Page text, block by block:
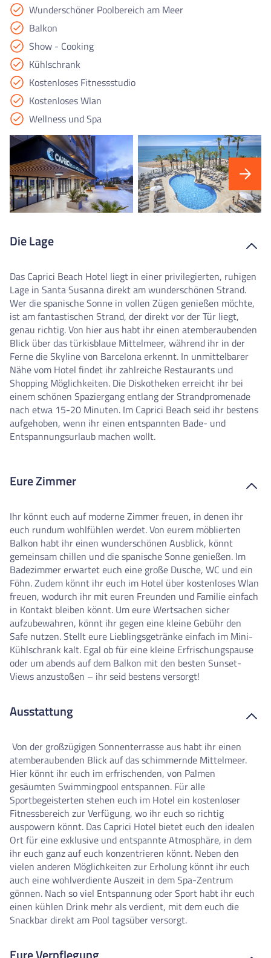
Wunderschöner Poolbereich am Meer
Balkon
Show - Cooking
Kühlschrank
Kostenloses Fitnessstudio
Kostenloses Wlan
Wellness und Spa
Die Lage
Das Caprici Beach Hotel liegt in einer privilegierten, ruhigen
Lage in Santa Susanna direkt am wunderschönen Strand.
Wer die spanische Sonne in vollen Zügen genießen möchte,
ist am fantastischen Strand, der direkt vor der Tür liegt,
genau richtig. Von hier aus habt ihr einen atemberaubenden
Blick über das türkisblaue Mittelmeer, während ihr in der
Ferne die Skyline von Barcelona erkennt. In unmittelbarer
Nähe vom Hotel findet ihr zahlreiche Restaurants und
Shopping Möglichkeiten. Die Diskotheken erreicht ihr bei
einem schönen Spaziergang entlang der Strandpromenade
nach etwa 15-20 Minuten. Im Caprici Beach seid ihr bestens
aufgehoben, wenn ihr einen entspannten Bade- und
Entspannungsurlaub machen wollt.
Eure Zimmer
Ihr könnt euch auf moderne Zimmer freuen, in denen ihr
euch rundum wohlfühlen werdet. Von eurem möblierten
Balkon habt ihr einen wunderschönen Ausblick, könnt
gemeinsam chillen und die spanische Sonne genießen. Im
Badezimmer erwartet euch eine große Dusche, WC und ein
Föhn. Zudem könnt ihr euch im Hotel über kostenloses Wlan
freuen, wodurch ihr mit euren Freunden und Familie einfach
in Kontakt bleiben könnt. Um eure Wertsachen sicher
aufzubewahren, könnt ihr gegen eine kleine Gebühr den
Safe nutzen. Stellt eure Lieblingsgetränke einfach im Mini-
Kühlschrank kalt. Egal ob für eine kleine Erfrischungspause
oder um abends auf dem Balkon mit den besten Sunset-
Views anzustoßen – ihr seid bestens versorgt!
Ausstattung
Von der großzügigen Sonnenterrasse aus habt ihr einen
atemberaubenden Blick auf das schimmernde Mittelmeer.
Hier könnt ihr euch im erfrischenden, von Palmen
gesäumten Swimmingpool entspannen. Für alle
Sportbegeisterten stehen euch im Hotel ein kostenloser
Fitnessbereich zur Verfügung, wo ihr euch so richtig
auspowern könnt. Das Caprici Hotel bietet euch den idealen
Ort für eine exklusive und entspannte Atmosphäre, in dem
ihr euch ganz auf euch konzentrieren könnt. Neben den
vielen anderen Möglichkeiten zur Erholung könnt ihr euch
auch eine wohlverdiente Auszeit in dem Spa-Zentrum
gönnen. Nach so viel Entspannung oder Sport habt ihr euch
einen kühlen Drink mehr als verdient, mit dem euch die
Snackbar direkt am Pool tagsüber versorgt.